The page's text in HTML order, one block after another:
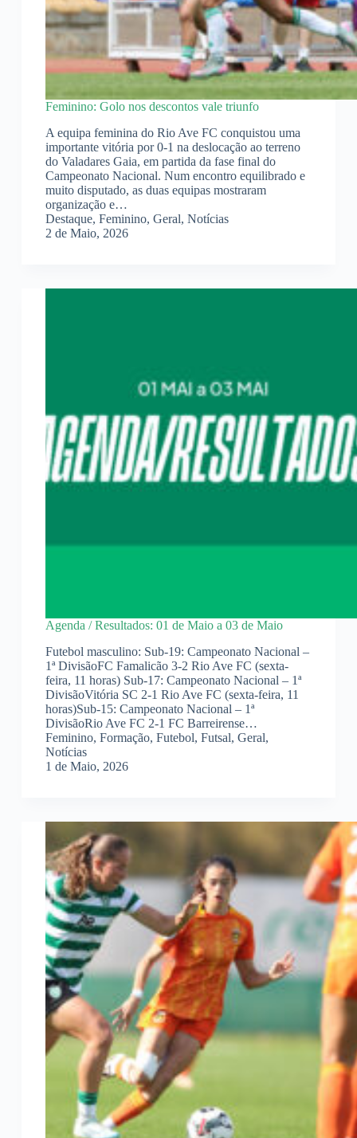
Feminino: Golo nos descontos vale triunfo
A equipa feminina do Rio Ave FC conquistou uma
importante vitória por 0-1 na deslocação ao terreno
do Valadares Gaia, em partida da fase final do
Campeonato Nacional. Num encontro equilibrado e
muito disputado, as duas equipas mostraram
organização e…
Destaque, Feminino, Geral, Notícias
2 de Maio, 2026
Agenda / Resultados: 01 de Maio a 03 de Maio
Futebol masculino: Sub-19: Campeonato Nacional –
1ª DivisãoFC Famalicão 3-2 Rio Ave FC (sexta-
feira, 11 horas) Sub-17: Campeonato Nacional – 1ª
DivisãoVitória SC 2-1 Rio Ave FC (sexta-feira, 11
horas)Sub-15: Campeonato Nacional – 1ª
DivisãoRio Ave FC 2-1 FC Barreirense…
Feminino, Formação, Futebol, Futsal, Geral,
Notícias
1 de Maio, 2026